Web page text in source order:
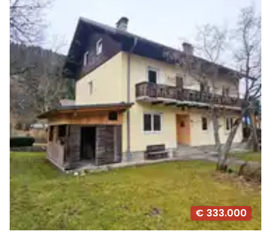
€ 333.000